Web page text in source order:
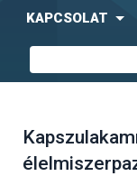
KAPCSOLAT